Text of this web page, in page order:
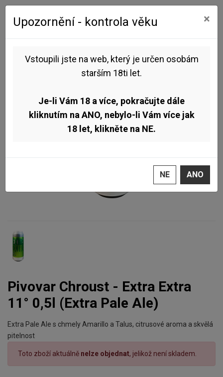
Pivovar Chroust - Extra Extra
11° 0,5l (Extra Pale Ale)
Extra Pale Ale s chmely Amarillo a Talus, citrusové aroma a skvělá
pitelnost
Toto zboží aktuálně nelze objednat, jelikož není skladem.
Upozornění - kontrola věku ×
Vstoupili jste na web, který je určen osobám
starším 18ti let.
Je-li Vám 18 a více, pokračujte dále
kliknutím na ANO, nebylo-li Vám více jak
18 let, klikněte na NE.
NE ANO